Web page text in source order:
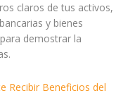
claros de tus activos,
y bienes
demostrar la
Recibir Beneficios del